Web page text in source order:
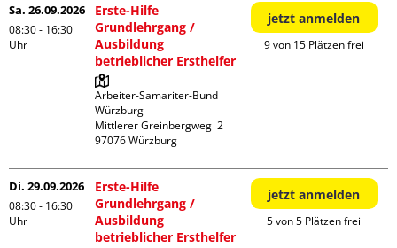
Sa. 26.09.2026
08:30 - 16:30
Uhr
Erste-Hilfe
Grundlehrgang /
Ausbildung
betrieblicher Ersthelfer
Arbeiter-Samariter-Bund
Würzburg
Mittlerer Greinbergweg  2
jetzt anmelden
9 von 15 Plätzen frei
Di. 29.09.2026
08:30 - 16:30
Uhr
Erste-Hilfe
Grundlehrgang /
Ausbildung
betrieblicher Ersthelfer
jetzt anmelden
5 von 5 Plätzen frei